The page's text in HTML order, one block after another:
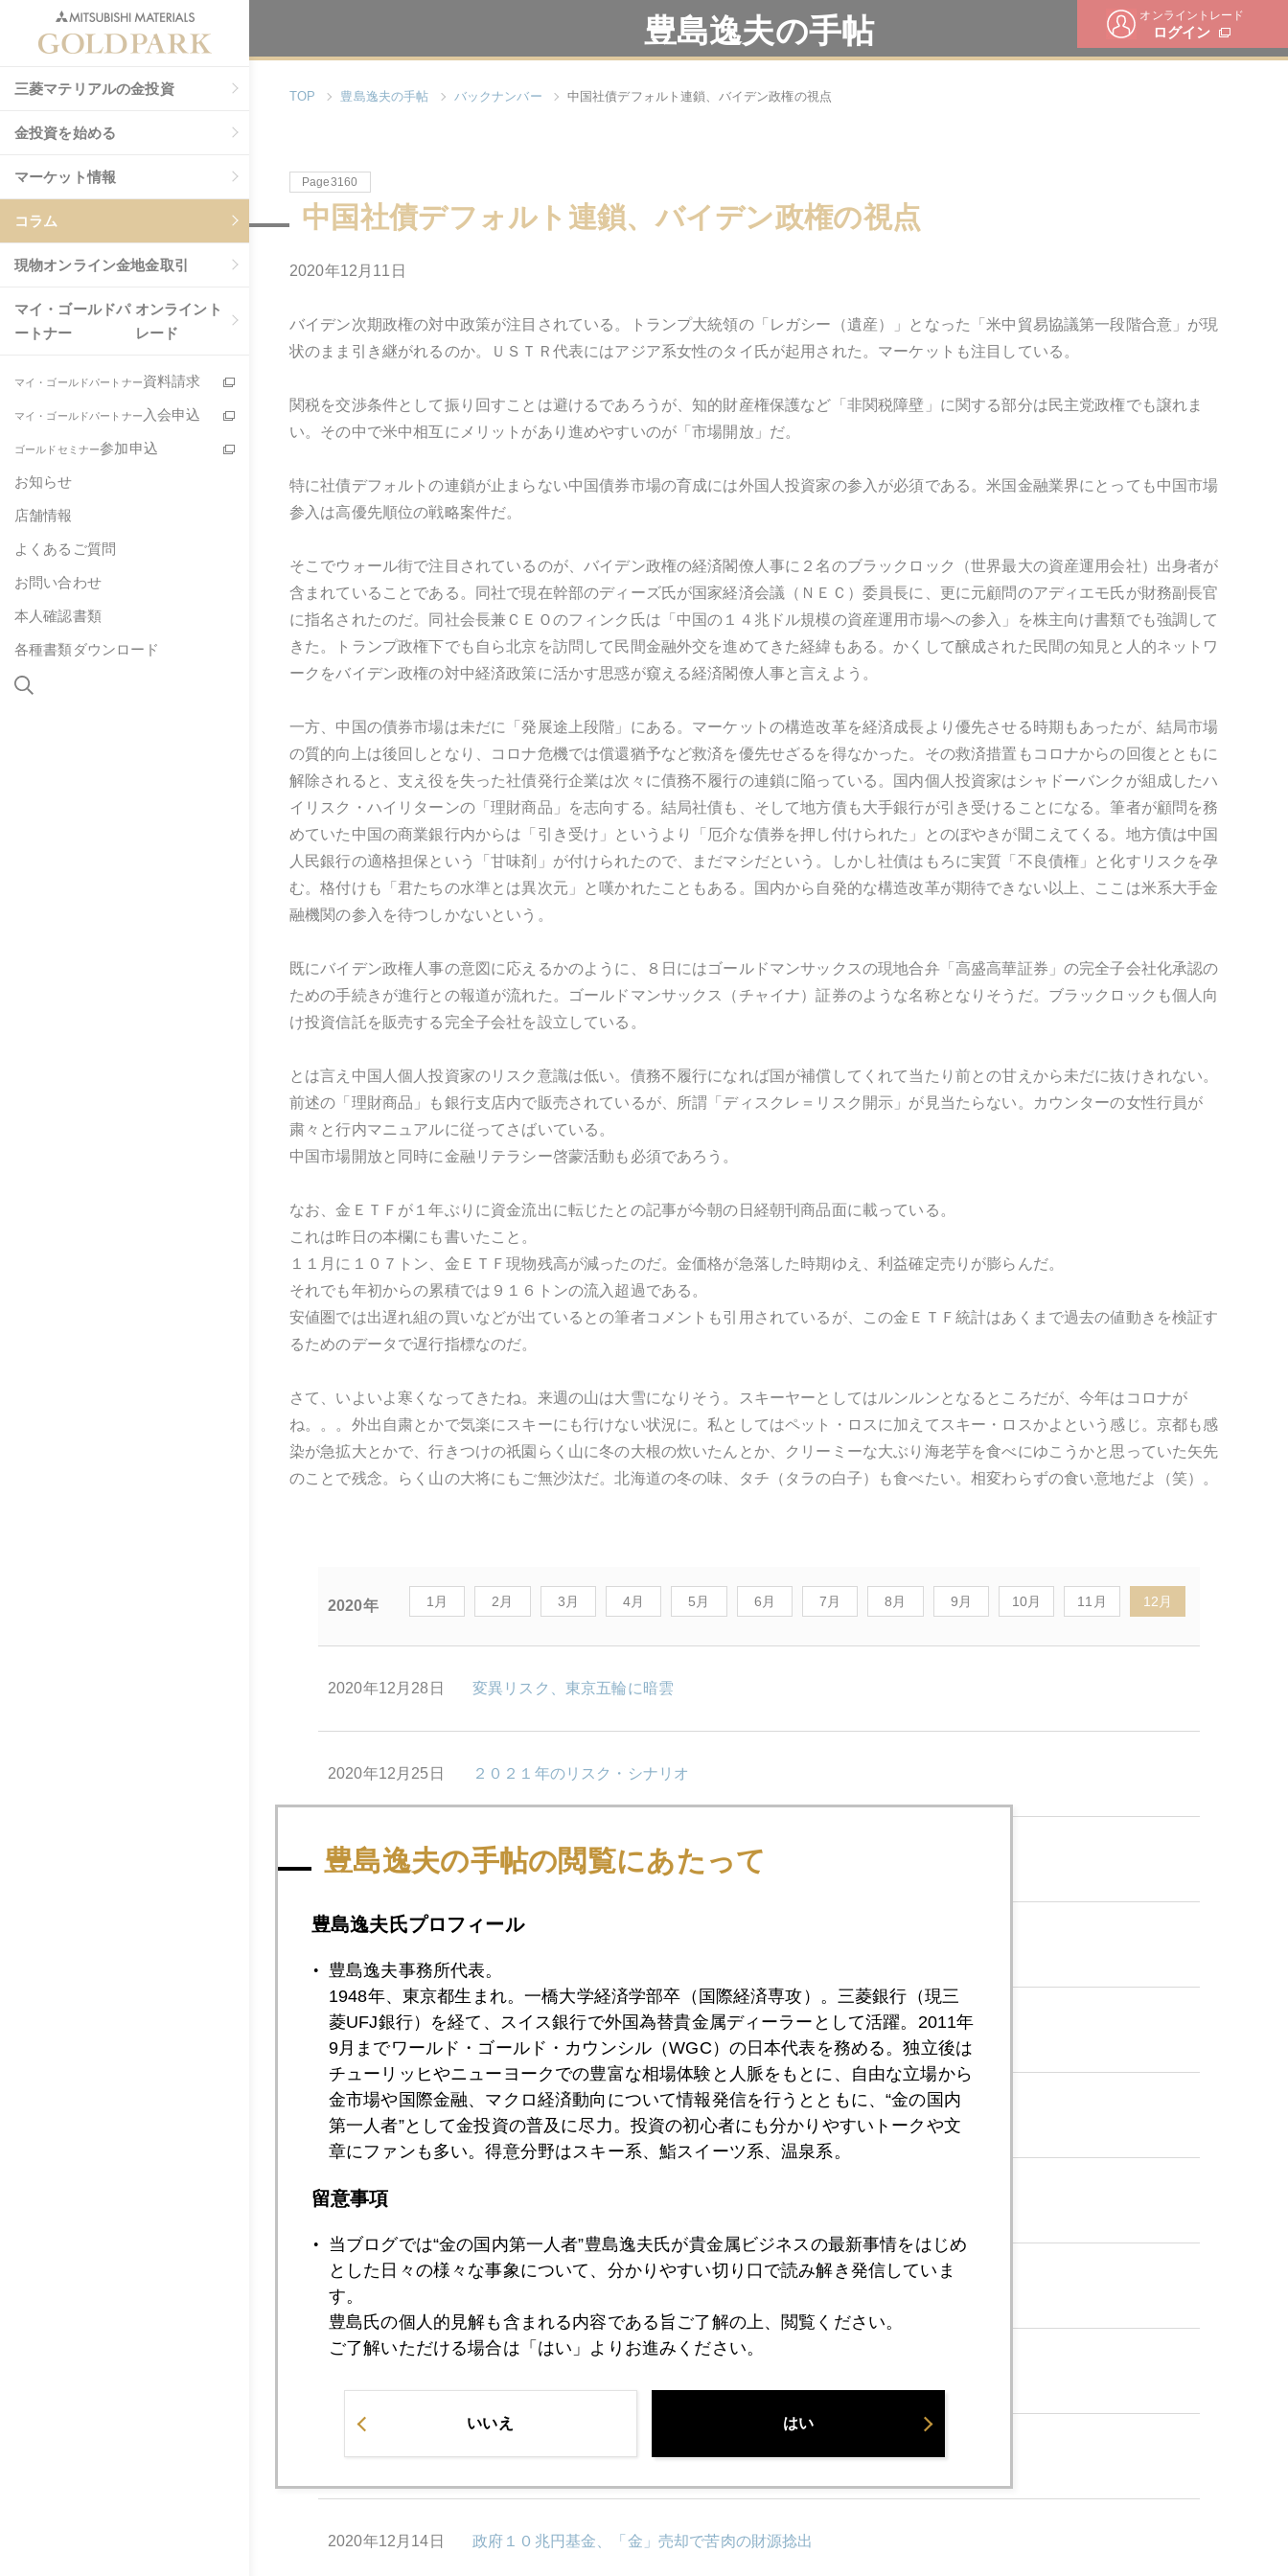
オンライントレード
ログイン
三菱マテリアルの金投資
金投資を始める
マーケット情報
コラム
現物オンライン金地金取引
マイ・ゴールドパ
ートナー
オンライント
レード
マイ・ゴールドパートナー資料請求
マイ・ゴールドパートナー 入会申込
ゴールドセミナー参加申込
お知らせ
店舗情報
よくあるご質問
お問い合わせ
本人確認書類
各種書類ダウンロード
豊島逸夫の手帖
TOP 豊島逸夫の手帖 バックナンバー 中国社債デフォルト連鎖、バイデン政権の視点
Page3160
中国社債デフォルト連鎖、バイデン政権の視点
2020年12月11日
バイデン次期政権の対中政策が注目されている。トランプ大統領の「レガシー（遺産）」となった「米中貿易協議第一段階合意」が現
状のまま引き継がれるのか。ＵＳＴＲ代表にはアジア系女性のタイ氏が起用された。マーケットも注目している。
関税を交渉条件として振り回すことは避けるであろうが、知的財産権保護など「非関税障壁」に関する部分は民主党政権でも譲れま
い。その中で米中相互にメリットがあり進めやすいのが「市場開放」だ。
特に社債デフォルトの連鎖が止まらない中国債券市場の育成には外国人投資家の参入が必須である。米国金融業界にとっても中国市場
参入は高優先順位の戦略案件だ。
そこでウォール街で注目されているのが、バイデン政権の経済閣僚人事に２名のブラックロック（世界最大の資産運用会社）出身者が
含まれていることである。同社で現在幹部のディーズ氏が国家経済会議（ＮＥＣ）委員長に、更に元顧問のアディエモ氏が財務副長官
に指名されたのだ。同社会長兼ＣＥＯのフィンク氏は「中国の１４兆ドル規模の資産運用市場への参入」を株主向け書類でも強調して
きた。トランプ政権下でも自ら北京を訪問して民間金融外交を進めてきた経緯もある。かくして醸成された民間の知見と人的ネットワ
ークをバイデン政権の対中経済政策に活かす思惑が窺える経済閣僚人事と言えよう。
一方、中国の債券市場は未だに「発展途上段階」にある。マーケットの構造改革を経済成長より優先させる時期もあったが、結局市場
の質的向上は後回しとなり、コロナ危機では償還猶予など救済を優先せざるを得なかった。その救済措置もコロナからの回復とともに
解除されると、支え役を失った社債発行企業は次々に債務不履行の連鎖に陥っている。国内個人投資家はシャドーバンクが組成したハ
イリスク・ハイリターンの「理財商品」を志向する。結局社債も、そして地方債も大手銀行が引き受けることになる。筆者が顧問を務
めていた中国の商業銀行内からは「引き受け」というより「厄介な債券を押し付けられた」とのぼやきが聞こえてくる。地方債は中国
人民銀行の適格担保という「甘味剤」が付けられたので、まだマシだという。しかし社債はもろに実質「不良債権」と化すリスクを孕
む。格付けも「君たちの水準とは異次元」と嘆かれたこともある。国内から自発的な構造改革が期待できない以上、ここは米系大手金
融機関の参入を待つしかないという。
既にバイデン政権人事の意図に応えるかのように、８日にはゴールドマンサックスの現地合弁「高盛高華証券」の完全子会社化承認の
ための手続きが進行との報道が流れた。ゴールドマンサックス（チャイナ）証券のような名称となりそうだ。ブラックロックも個人向
け投資信託を販売する完全子会社を設立している。
とは言え中国人個人投資家のリスク意識は低い。債務不履行になれば国が補償してくれて当たり前との甘えから未だに抜けきれない。
前述の「理財商品」も銀行支店内で販売されているが、所謂「ディスクレ＝リスク開示」が見当たらない。カウンターの女性行員が
粛々と行内マニュアルに従ってさばいている。
中国市場開放と同時に金融リテラシー啓蒙活動も必須であろう。
なお、金ＥＴＦが１年ぶりに資金流出に転じたとの記事が今朝の日経朝刊商品面に載っている。
これは昨日の本欄にも書いたこと。
１１月に１０７トン、金ＥＴＦ現物残高が減ったのだ。金価格が急落した時期ゆえ、利益確定売りが膨らんだ。
それでも年初からの累積では９１６トンの流入超過である。
安値圏では出遅れ組の買いなどが出ているとの筆者コメントも引用されているが、この金ＥＴＦ統計はあくまで過去の値動きを検証す
るためのデータで遅行指標なのだ。
さて、いよいよ寒くなってきたね。来週の山は大雪になりそう。スキーヤーとしてはルンルンとなるところだが、今年はコロナが
ね。。。外出自粛とかで気楽にスキーにも行けない状況に。私としてはペット・ロスに加えてスキー・ロスかよという感じ。京都も感
染が急拡大とかで、行きつけの祇園らく山に冬の大根の炊いたんとか、クリーミーな大ぶり海老芋を食べにゆこうかと思っていた矢先
のことで残念。らく山の大将にもご無沙汰だ。北海道の冬の味、タチ（タラの白子）も食べたい。相変わらずの食い意地だよ（笑）。
2020年 1月 2月 3月 4月 5月 6月 7月 8月 9月 10月 11月 12月
2020年12月28日 変異リスク、東京五輪に暗雲
2020年12月25日 ２０２１年のリスク・シナリオ
2020年12月24日 「サクラ・パーティーってなに？」外国人投資家の疑問
2020年12月22日 ジム・ロジャーズ氏との会話
2020年12月21日 英国ウイルス変異種、市場に新たな不安要因
2020年12月18日
2020年12月17日 ビットコイン高騰、ＦＯＭＣに不信任票
2020年12月15日 「しぶこ」に見るトレーダーの資質
2020年12月14日 政府１０兆円基金、「金」売却で苦肉の財源捻出
豊島逸夫の手帖の閲覧にあたって
豊島逸夫氏プロフィール
豊島逸夫事務所代表。
1948年、東京都生まれ。一橋大学経済学部卒（国際経済専攻）。三菱銀行（現三
菱UFJ銀行）を経て、スイス銀行で外国為替貴金属ディーラーとして活躍。2011年
9月までワールド・ゴールド・カウンシル（WGC）の日本代表を務める。独立後は
チューリッヒやニューヨークでの豊富な相場体験と人脈をもとに、自由な立場から
金市場や国際金融、マクロ経済動向について情報発信を行うとともに、“金の国内
第一人者”として金投資の普及に尽力。投資の初心者にも分かりやすいトークや文
章にファンも多い。得意分野はスキー系、鮨スイーツ系、温泉系。
留意事項
当ブログでは“金の国内第一人者”豊島逸夫氏が貴金属ビジネスの最新事情をはじめ
とした日々の様々な事象について、分かりやすい切り口で読み解き発信していま
す。
豊島氏の個人的見解も含まれる内容である旨ご了解の上、閲覧ください。
ご了解いただける場合は「はい」よりお進みください。
いいえ はい